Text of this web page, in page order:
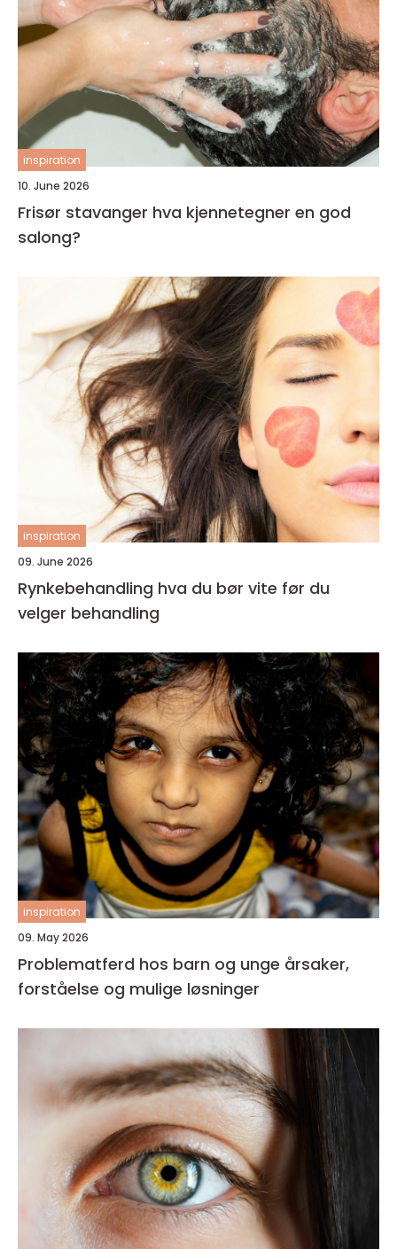
inspiration
10. June 2026
Frisør stavanger hva kjennetegner en god
salong?
inspiration
09. June 2026
Rynkebehandling hva du bør vite før du
velger behandling
inspiration
09. May 2026
Problematferd hos barn og unge årsaker,
forståelse og mulige løsninger